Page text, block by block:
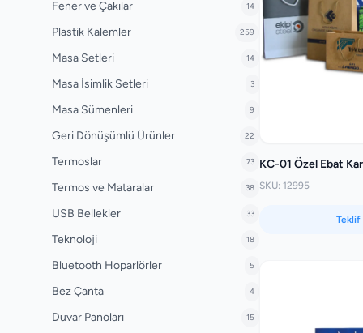
Fener ve Çakılar 14
Plastik Kalemler 259
Masa Setleri 14
Masa İsimlik Setleri 3
Masa Sümenleri 9
Geri Dönüşümlü Ürünler 22
Termoslar 73
Termos ve Mataralar 38
USB Bellekler 33
Teknoloji 18
Bluetooth Hoparlörler 5
Bez Çanta 4
Duvar Panoları 15
KC-01 Özel Ebat
SKU: 12995
Teklif